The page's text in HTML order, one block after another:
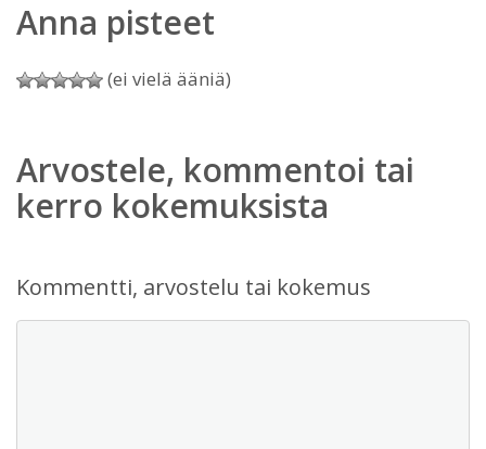
Anna pisteet
(ei vielä ääniä)
Arvostele, kommentoi tai
kerro kokemuksista
Kommentti, arvostelu tai kokemus